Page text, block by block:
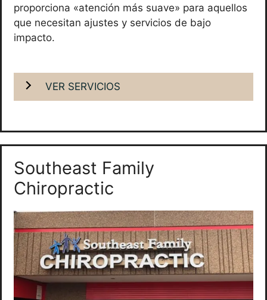
proporciona «atención más suave» para aquellos
que necesitan ajustes y servicios de bajo
impacto.
VER SERVICIOS
Southeast Family
Chiropractic